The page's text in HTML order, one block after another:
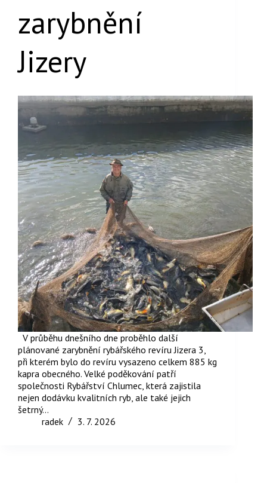
zarybnění
Jizery
V průběhu dnešního dne proběhlo další
plánované zarybnění rybářského revíru Jizera 3,
při kterém bylo do revíru vysazeno celkem 885 kg
kapra obecného. Velké poděkování patří
společnosti Rybářství Chlumec, která zajistila
nejen dodávku kvalitních ryb, ale také jejich
šetrný…
radek
3. 7. 2026